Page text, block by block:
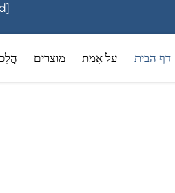
דף הבית עַל אָמַת מוצרים